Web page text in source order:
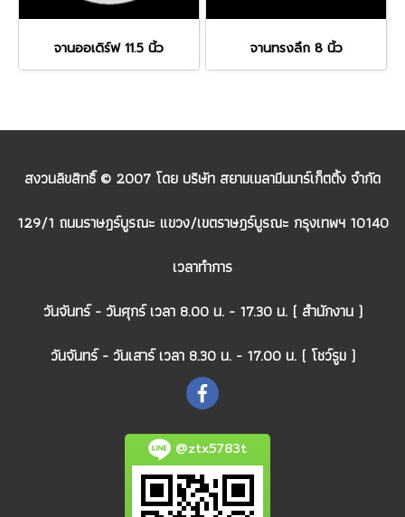
จานออเดิร์ฟ 11.5 นิ้ว จานทรงลึก 8 นิ้ว
สงวนลิขสิทธิ์ © 2007 โดย บริษัท สยามเมลามีนมาร์เก็ตติ้ง จำกัด
129/1 ถนนราษฎร์บูรณะ แขวง/เขตราษฎร์บูรณะ กรุงเทพฯ 10140
เวลาทำการ
วันจันทร์ - วันศุกร์ เวลา 8.00 น. - 17.30 น. ( สำนักงาน )
วันจันทร์ - วันเสาร์ เวลา 8.30 น. - 17.00 น. ( โชว์รูม )
@ztx5783t